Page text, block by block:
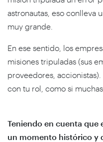
astronautas, eso conlleva
muy grande.
En ese sentido, los
misiones tripuladas (sus
proveedores,
con tu rol, como si
Teniendo en cuenta que
un momento histórico y